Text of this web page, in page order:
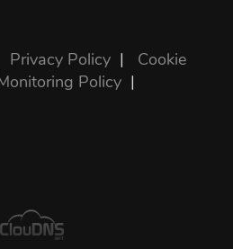
Privacy Policy | Cookie
Policy |